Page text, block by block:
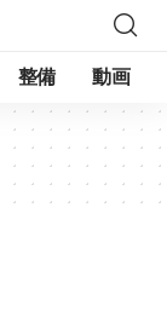
整備 動画